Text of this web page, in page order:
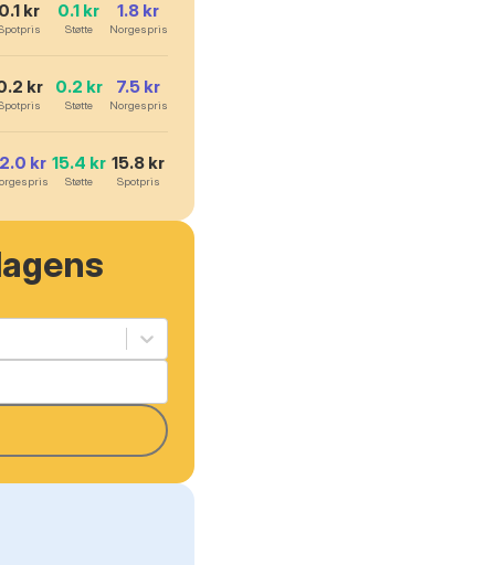
0.1 kr 0.1 kr
Støtte
1.8 kr
Norgespris
kr 0.2 kr
Støtte
7.5 kr
Norgespris
kr 15.4 kr
Støtte
15.8 kr
Spotpris